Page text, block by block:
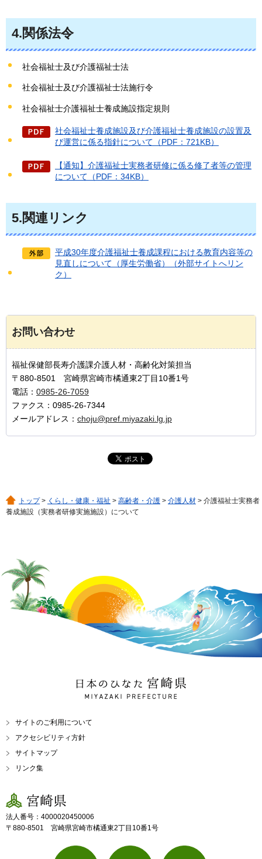
4.関係法令
社会福祉士及び介護福祉士法
社会福祉士及び介護福祉士法施行令
社会福祉士介護福祉士養成施設指定規則
社会福祉士養成施設及び介護福祉士養成施設の設置及
び運営に係る指針について（PDF：721KB）
【通知】介護福祉士実務者研修に係る修了者等の管理
について（PDF：34KB）
5.関連リンク
平成30年度介護福祉士養成課程における教育内容等の
見直しについて（厚生労働省）（外部サイトへリン
ク）
お問い合わせ
福祉保健部長寿介護課介護人材・高齢化対策担当
〒880-8501 宮崎県宮崎市橘通東2丁目10番1号
電話： 0985-26-7059
ファクス：0985-26-7344
メールアドレス： choju@pref.miyazaki.lg.jp
トップ> くらし・健康・福祉 > 高齢者・介護 > 介護人材 > 介護福祉士実務者
養成施設（実務者研修実施施設）について
日本のひなた 宮崎県
MIYAZAKI PREFECTURE
サイトのご利用について
アクセシビリティ方針
サイトマップ
リンク集
宮崎県
法人番号：4000020450006
〒880-8501 宮崎県宮崎市橘通東2丁目10番1号